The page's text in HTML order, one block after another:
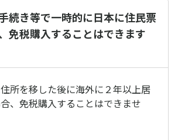
続き等で一時的に日本に住民票
免税購入することはできます
所を移した後に海外に２年以上居
、免税購入することはできませ